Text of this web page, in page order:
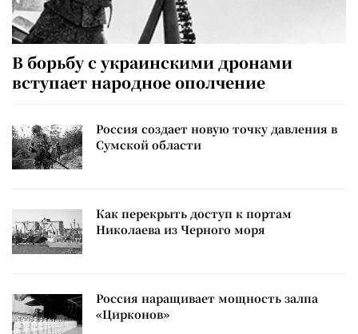
В борьбу с украинскими дронами
вступает народное ополчение
Россия создает новую точку давления в
Сумской области
Как перекрыть доступ к портам
Николаева из Черного моря
Россия наращивает мощность залпа
«Цирконов»